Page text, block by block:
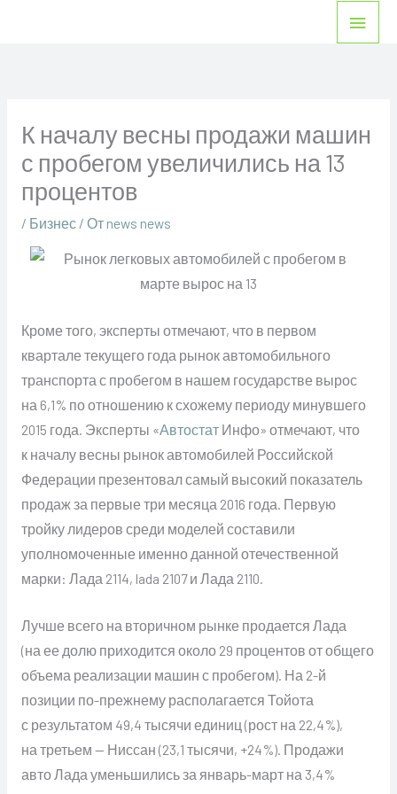
К началу весны продажи машин
с пробегом увеличились на 13
процентов
/ Бизнес/ От news news
Кроме того, эксперты отмечают, что в первом
квартале текущего года рынок автомобильного
транспорта с пробегом в нашем государстве вырос
на 6,1% по отношению к схожему периоду минувшего
2015 года. Эксперты «АвтостатИнфо» отмечают, что
к началу весны рынок автомобилей Российской
Федерации презентовал самый высокий показатель
продаж за первые три месяца 2016 года. Первую
тройку лидеров среди моделей составили
уполномоченные именно данной отечественной
марки: Лада 2114, lada 2107 и Лада 2110.
Лучше всего на вторичном рынке продается Лада
(на ее долю приходится около 29 процентов от общего
объема реализации машин с пробегом). На 2-й
позиции по-прежнему располагается Тойота
с результатом 49,4 тысячи единиц (рост на 22,4%),
на третьем — Ниссан (23,1 тысячи, +24%). Продажи
авто Лада уменьшились за январь-март на 3,4%